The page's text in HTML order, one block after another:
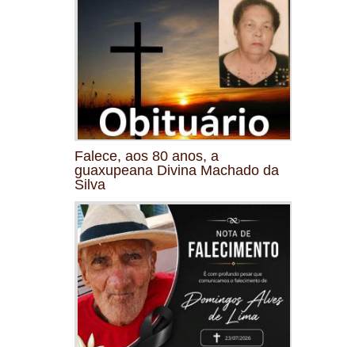
Falece, aos 80 anos, a
guaxupeana Divina Machado da
Silva